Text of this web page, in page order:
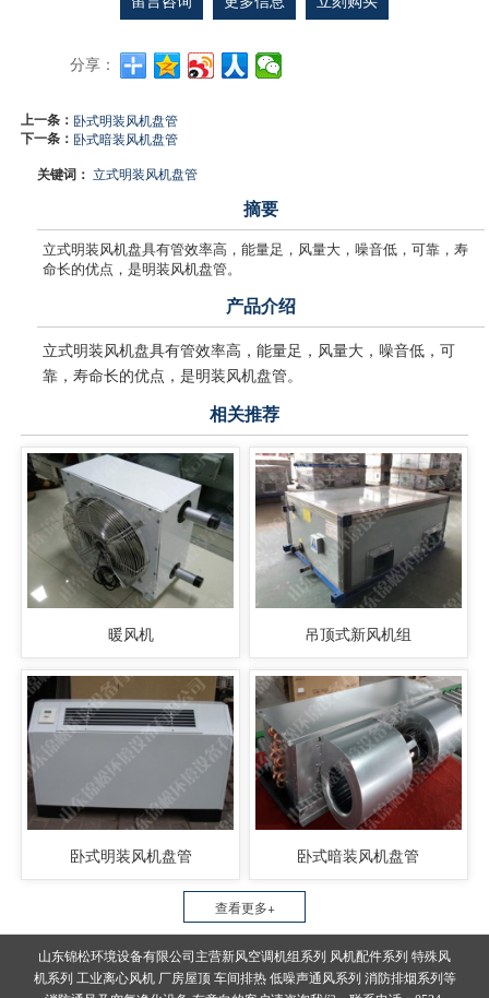
分享：
上一条： 卧式明装风机盘管
下一条： 卧式暗装风机盘管
关键词：立式明装风机盘管
摘要
立式明装风机盘具有管效率高，能量足，风量大，噪音低，可靠，寿
命长的优点，是明装风机盘管。
产品介绍
立式明装风机盘具有管效率高，能量足，风量大，噪音低，可
靠，寿命长的优点，是明装风机盘管。
相关推荐
暖风机 吊顶式新风机组
卧式明装风机盘管 卧式暗装风机盘管
查看更多+
山东锦松环境设备有限公司主营新风空调机组系列 风机配件系列 特殊风
机系列 工业离心风机 厂房屋顶 车间排热 低噪声通风系列 消防排烟系列等